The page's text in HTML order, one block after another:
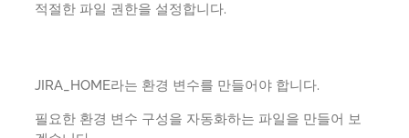
적절한 파일 권한을 설정합니다.
JIRA_HOME라는 환경 변수를 만들어야 합니다.
필요한 환경 변수 구성을 자동화하는 파일을 만들어 보